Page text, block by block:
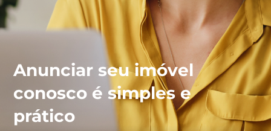
Anunciar seu imóvel
conosco é simples e
prático